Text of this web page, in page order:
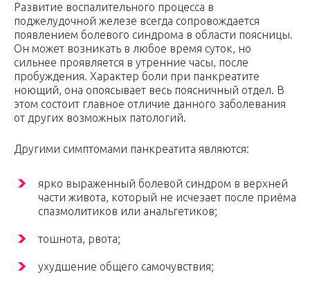
Развитие воспалительного процесса в
поджелудочной железе всегда сопровождается
появлением болевого синдрома в области поясницы.
Он может возникать в любое время суток, но
сильнее проявляется в утренние часы, после
пробуждения. Характер боли при панкреатите
ноющий, она опоясывает весь поясничный отдел. В
этом состоит главное отличие данного заболевания
от других возможных патологий.
Другими симптомами панкреатита являются:
ярко выраженный болевой синдром в верхней
части живота, который не исчезает после приёма
спазмолитиков или анальгетиков;
тошнота, рвота;
ухудшение общего самочувствия;